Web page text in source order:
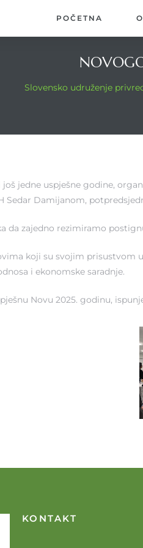
POČETNA
Slovensko udruženje
jedne uspješne godine,
Sedar Damijanom,
da zajedno rezimiramo
koji su svojim prisustvom
i ekonomske saradnje.
Novu 2025. godinu,
KONTAKT